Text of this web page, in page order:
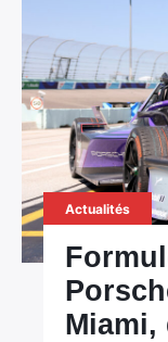
Actualités
Miami,